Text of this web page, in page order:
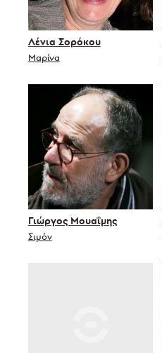
Λένια Σορόκου
Μαρίνα
Γιώργος Μουαΐμης
Σιμόν